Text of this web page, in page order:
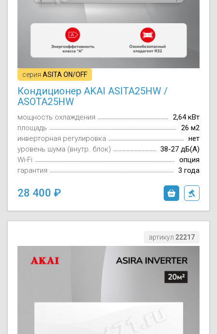
серия ASITA ON/OFF
Кондиционер AKAI ASITA25HW /
ASOTA25HW
мощность охлаждения
2,64 кВт
площадь
26 м2
инверторная регулировка
нет
уровень шума (внутр. блок)
38-27 дБ(А)
Wi-Fi
опция
гарантия
3 года
28 400
артикул 22217